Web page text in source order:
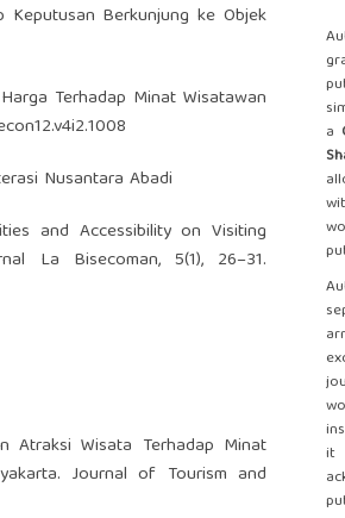
Keputusan Berkunjung ke Objek
Terhadap Minat Wisatawan
Nusantara Abadi
and Accessibility on Visiting
La Bisecoman, 5(1), 26–31.
Atraksi Wisata Terhadap Minat
Journal of Tourism and
a
it